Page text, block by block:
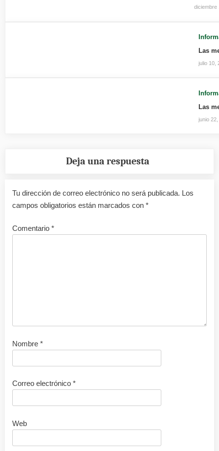
diciembre
Las
julio 10,
Las
junio
Deja una respuesta
Tu dirección de correo electrónico no será publicada. Los
campos obligatorios están marcados con *
Comentario *
Nombre *
Correo electrónico *
Web